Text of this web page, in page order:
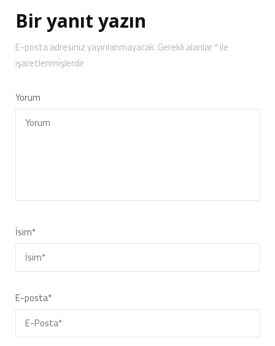
Bir yanıt yazın
E-posta adresiniz yayınlanmayacak.Gerekli alanlar*ile
işaretlenmişlerdir
Yorum
İsim*
E-posta*